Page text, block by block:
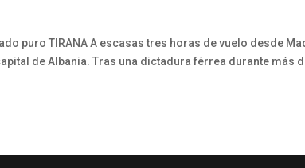
puro TIRANA A escasas tres horas de vuelo desde
de Albania. Tras una dictadura férrea durante más